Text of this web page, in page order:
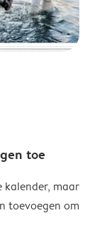
toe
maar
toevoegen om